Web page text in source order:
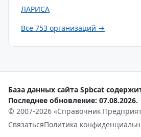
ЛАРИСА
Все 753 организаций →
База данных сайта Spbcat
Последнее обновление: 07.08.2026.
© 2007-2026 «Справочник
СвязатьсяПолитика